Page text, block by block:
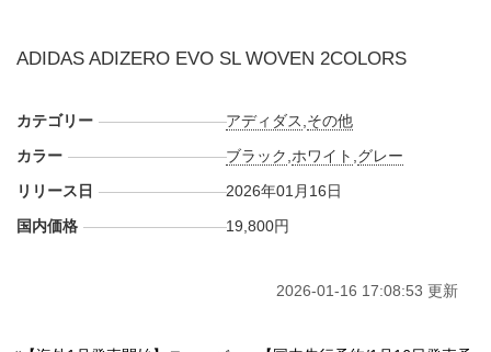
ADIDAS ADIZERO EVO SL WOVEN 2COLORS
カテゴリー アディダス その他
カラー
ブラック ホワイト グレー
リリース日
2026年01月16日
国内価格
19,800円
2026-01-16 17:08:53 更新